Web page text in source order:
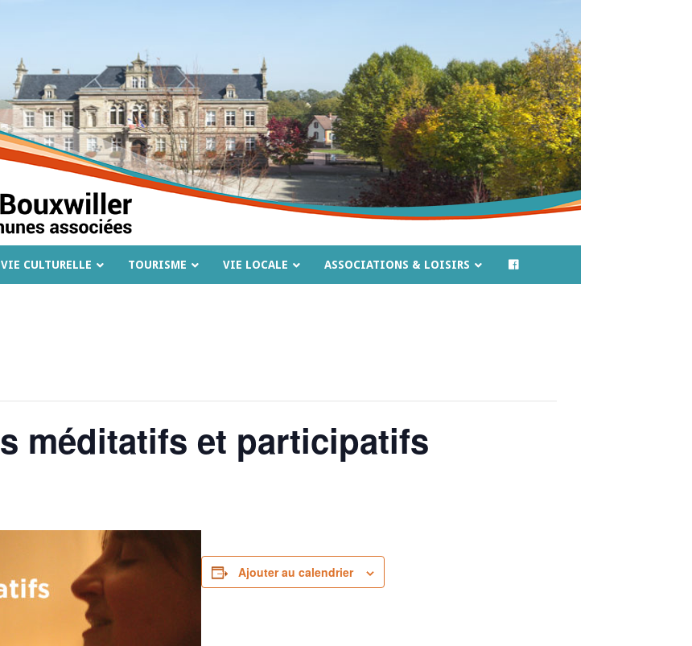
VIE CULTURELLE TOURISME VIE LOCALE ASSOCIATIONS & LOISIRS
méditatifs et participatifs
Ajouter au calendrier